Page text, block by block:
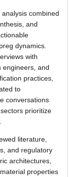
combined
and
dynamics.
with
engineers, and
practices,
to
conversations
prioritize
literature,
and regulatory
architectures,
properties